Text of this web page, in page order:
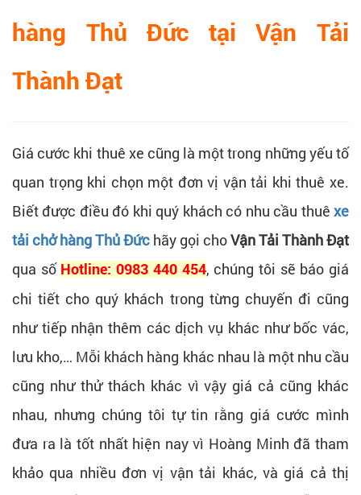
hàng Thủ Đức tạiVận Tải
Thành Đạt
Giá cước khi thuê xe cũng là một trong những yếu tố
quan trọng khi chọn một đơn vị vận tải khi thuê xe.
Biết được điều đó khi quý khách có nhu cầu thuê xe
tải chở hàng Thủ Đức hãy gọi choVận Tải Thành Đạt
qua số Hotline: 0983 440 454, chúng tôi sẽ báo giá
chi tiết cho quý khách trong từng chuyến đi cũng
như tiếp nhận thêm các dịch vụ khác như bốc vác,
lưu kho,… Mỗi khách hàng khác nhau là một nhu cầu
cũng như thử thách khác vì vậy giá cả cũng khác
nhau, nhưng chúng tôi tự tin rằng giá cước mình
đưa ra là tốt nhất hiện nay vì Hoàng Minh đã tham
khảo qua nhiều đơn vị vận tải khác, và giá cả thị